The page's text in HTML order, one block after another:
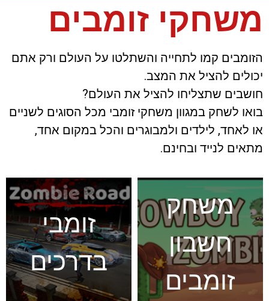
משחקי זומבים
הזומבים קמו לתחייה והשתלטו על העולם ורק אתם
יכולים להציל את המצב.
חושבים שתצליחו להציל את העולם?
בואו לשחק במגוון משחקי זומבי מכל הסוגים לשניים
או לאחד, לילדים ולמבוגרים והכל במקום אחד,
מתאים לנייד ובחינם.
משחק
חשבון
זומבים
זומבי
בדרכים